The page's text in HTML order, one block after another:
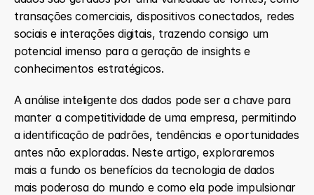
transações comerciais, dispositivos conectados, redes
sociais e interações digitais, trazendo consigo um
potencial imenso para a geração de insights e
conhecimentos estratégicos.
A análise inteligente dos dados pode ser a chave para
manter a competitividade de uma empresa, permitindo
a identificação de padrões, tendências e oportunidades
antes não exploradas. Neste artigo, exploraremos
mais a fundo os benefícios da tecnologia de dados
mais poderosa do mundo e como ela pode impulsionar